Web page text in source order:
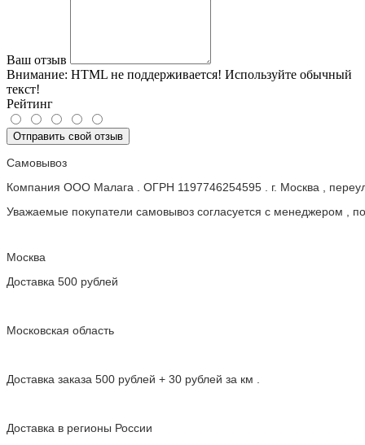
Ваш отзыв
Внимание: HTML не поддерживается! Используйте обычный
текст!
Рейтинг
Отправить свой отзыв
Самовывоз
Компания ООО Малага . ОГРН 1197746254595 . г. Москва ,
Уважаемые покупатели самовывоз согласуется с менеджером ,
Москва
Доставка 500 рублей
Московская область
Доставка заказа 500 рублей + 30 рублей за км .
Доставка в регионы России